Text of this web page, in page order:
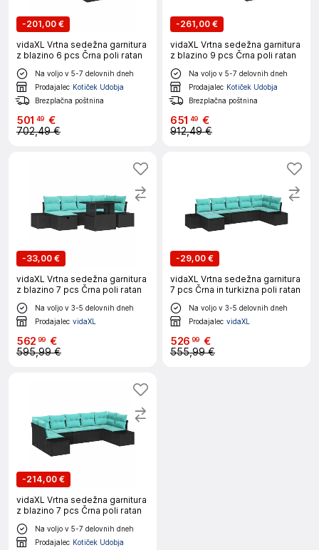
-201,00 €
vidaXL Vrtna sedežna garnitura
z blazino 6 pcs Črna poli ratan
Na voljo v 5-7 delovnih dneh
Prodajalec Kotiček Udobja
Brezplačna poštnina
501 49 €
702,49 €
-261,00 €
vidaXL Vrtna sedežna garnitura
z blazino 9 pcs Črna poli ratan
Na voljo v 5-7 delovnih dneh
Prodajalec Kotiček Udobja
Brezplačna poštnina
651 49 €
912,49 €
-33,00 €
vidaXL Vrtna sedežna garnitura
z blazino 7 pcs Črna poli ratan
Na voljo v 3-5 delovnih dneh
Prodajalec vidaXL
562 99 €
595,99 €
-29,00 €
vidaXL Vrtna sedežna garnitura
7 pcs Črna in turkizna poli ratan
Na voljo v 3-5 delovnih dneh
Prodajalec vidaXL
526 99 €
555,99 €
-214,00 €
vidaXL Vrtna sedežna garnitura
z blazino 7 pcs Črna poli ratan
Na voljo v 5-7 delovnih dneh
Prodajalec Kotiček Udobja